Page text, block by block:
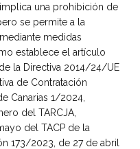
una prohibición de
se permite a la
medidas
establece el artículo
la Directiva 2014/24/UE
de Contratación
Canarias 1/2024,
del TARCJA,
del TACP de la
173/2023, de 27 de abril